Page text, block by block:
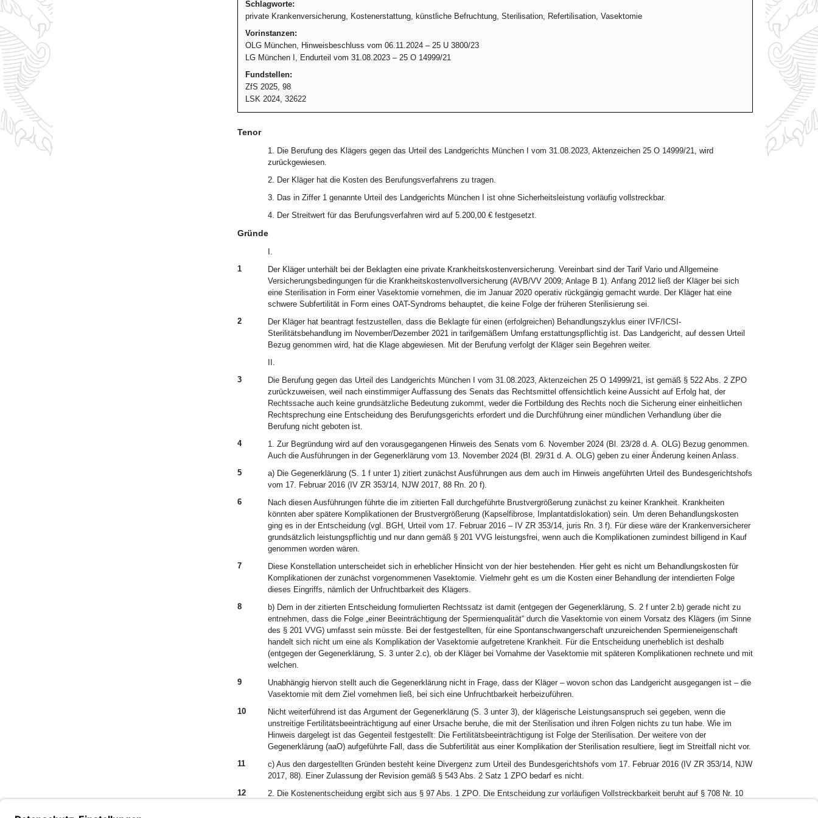
Schlagworte:
private Krankenversicherung, Kostenerstattung, künstliche Befruchtung, Sterilisation, Refertilisation, Vasektomie
Vorinstanzen:
OLG München, Hinweisbeschluss vom 06.11.2024 – 25 U 3800/23
LG München I, Endurteil vom 31.08.2023 – 25 O 14999/21
Fundstellen:
ZfS 2025, 98
LSK 2024, 32622
Tenor
1. Die Berufung des Klägers gegen das Urteil des Landgerichts München I vom 31.08.2023, Aktenzeichen 25 O 14999/21, wird
zurückgewiesen.
2. Der Kläger hat die Kosten des Berufungsverfahrens zu tragen.
3. Das in Ziffer 1 genannte Urteil des Landgerichts München I ist ohne Sicherheitsleistung vorläufig vollstreckbar.
4. Der Streitwert für das Berufungsverfahren wird auf 5.200,00 € festgesetzt.
Gründe
I.
1
Der Kläger unterhält bei der Beklagten eine private Krankheitskostenversicherung. Vereinbart sind der Tarif Vario und Allgemeine
Versicherungsbedingungen für die Krankheitskostenvollversicherung (AVB/VV 2009; Anlage B 1). Anfang 2012 ließ der Kläger bei sich
eine Sterilisation in Form einer Vasektomie vornehmen, die im Januar 2020 operativ rückgängig gemacht wurde. Der Kläger hat eine
schwere Subfertilität in Form eines OAT-Syndroms behauptet, die keine Folge der früheren Sterilisierung sei.
2
Der Kläger hat beantragt festzustellen, dass die Beklagte für einen (erfolgreichen) Behandlungszyklus einer IVF/ICSI-
Sterilitätsbehandlung im November/Dezember 2021 in tarifgemäßem Umfang erstattungspflichtig ist. Das Landgericht, auf dessen Urteil
Bezug genommen wird, hat die Klage abgewiesen. Mit der Berufung verfolgt der Kläger sein Begehren weiter.
II.
3
Die Berufung gegen das Urteil des Landgerichts München I vom 31.08.2023, Aktenzeichen 25 O 14999/21, ist gemäß § 522 Abs. 2 ZPO
zurückzuweisen, weil nach einstimmiger Auffassung des Senats das Rechtsmittel offensichtlich keine Aussicht auf Erfolg hat, der
Rechtssache auch keine grundsätzliche Bedeutung zukommt, weder die Fortbildung des Rechts noch die Sicherung einer einheitlichen
Rechtsprechung eine Entscheidung des Berufungsgerichts erfordert und die Durchführung einer mündlichen Verhandlung über die
Berufung nicht geboten ist.
4
1. Zur Begründung wird auf den vorausgegangenen Hinweis des Senats vom 6. November 2024 (Bl. 23/28 d. A. OLG) Bezug genommen.
Auch die Ausführungen in der Gegenerklärung vom 13. November 2024 (Bl. 29/31 d. A. OLG) geben zu einer Änderung keinen Anlass.
5
a) Die Gegenerklärung (S. 1 f unter 1) zitiert zunächst Ausführungen aus dem auch im Hinweis angeführten Urteil des Bundesgerichtshofs
vom 17. Februar 2016 (IV ZR 353/14, NJW 2017, 88 Rn. 20 f).
6
Nach diesen Ausführungen führte die im zitierten Fall durchgeführte Brustvergrößerung zunächst zu keiner Krankheit. Krankheiten
könnten aber spätere Komplikationen der Brustvergrößerung (Kapselfibrose, Implantatdislokation) sein. Um deren Behandlungskosten
ging es in der Entscheidung (vgl. BGH, Urteil vom 17. Februar 2016 – IV ZR 353/14, juris Rn. 3 f). Für diese wäre der Krankenversicherer
grundsätzlich leistungspflichtig und nur dann gemäß § 201 VVG leistungsfrei, wenn auch die Komplikationen zumindest billigend in Kauf
genommen worden wären.
7
Diese Konstellation unterscheidet sich in erheblicher Hinsicht von der hier bestehenden. Hier geht es nicht um Behandlungskosten für
Komplikationen der zunächst vorgenommenen Vasektomie. Vielmehr geht es um die Kosten einer Behandlung der intendierten Folge
dieses Eingriffs, nämlich der Unfruchtbarkeit des Klägers.
8
b) Dem in der zitierten Entscheidung formulierten Rechtssatz ist damit (entgegen der Gegenerklärung, S. 2 f unter 2.b) gerade nicht zu
entnehmen, dass die Folge „einer Beeinträchtigung der Spermienqualität“ durch die Vasektomie von einem Vorsatz des Klägers (im Sinne
des § 201 VVG) umfasst sein müsste. Bei der festgestellten, für eine Spontanschwangerschaft unzureichenden Spermieneigenschaft
handelt sich nicht um eine als Komplikation der Vasektomie aufgetretene Krankheit. Für die Entscheidung unerheblich ist deshalb
(entgegen der Gegenerklärung, S. 3 unter 2.c), ob der Kläger bei Vornahme der Vasektomie mit späteren Komplikationen rechnete und mit
welchen.
9
Unabhängig hiervon stellt auch die Gegenerklärung nicht in Frage, dass der Kläger – wovon schon das Landgericht ausgegangen ist – die
Vasektomie mit dem Ziel vornehmen ließ, bei sich eine Unfruchtbarkeit herbeizuführen.
10
Nicht weiterführend ist das Argument der Gegenerklärung (S. 3 unter 3), der klägerische Leistungsanspruch sei gegeben, wenn die
unstreitige Fertilitätsbeeinträchtigung auf einer Ursache beruhe, die mit der Sterilisation und ihren Folgen nichts zu tun habe. Wie im
Hinweis dargelegt ist das Gegenteil festgestellt: Die Fertilitätsbeeinträchtigung ist Folge der Sterilisation. Der weitere von der
Gegenerklärung (aaO) aufgeführte Fall, dass die Subfertilität aus einer Komplikation der Sterilisation resultiere, liegt im Streitfall nicht vor.
11
c) Aus den dargestellten Gründen besteht keine Divergenz zum Urteil des Bundesgerichtshofs vom 17. Februar 2016 (IV ZR 353/14, NJW
2017, 88). Einer Zulassung der Revision gemäß § 543 Abs. 2 Satz 1 ZPO bedarf es nicht.
12
2. Die Kostenentscheidung ergibt sich aus § 97 Abs. 1 ZPO. Die Entscheidung zur vorläufigen Vollstreckbarkeit beruht auf § 708 Nr. 10